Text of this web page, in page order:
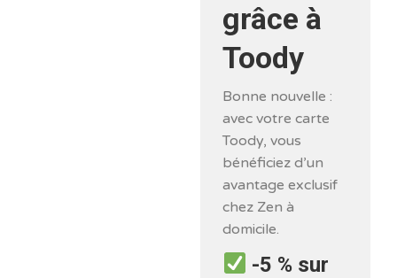
grâce à
Toody
Bonne nouvelle :
avec votre carte
Toody, vous
bénéficiez d’un
avantage exclusif
chez Zen à
domicile.
-5 % sur